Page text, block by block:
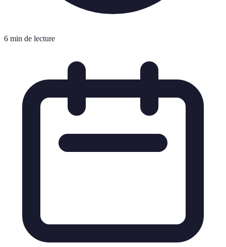
6 min de lecture